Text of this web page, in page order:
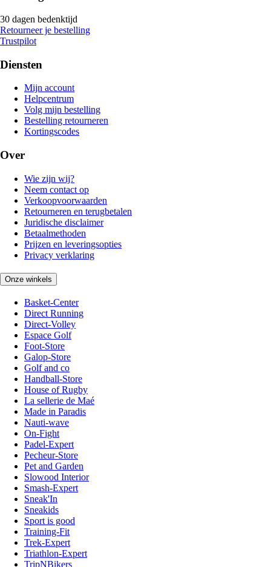
30 dagen bedenktijd
Retourneer je bestelling
Trustpilot
Diensten
Mijn account
Helpcentrum
Volg mijn bestelling
Bestelling retourneren
Kortingscodes
Over
Wie zijn wij?
Neem contact op
Verkoopvoorwaarden
Retourneren en terugbetalen
Juridische disclaimer
Betaalmethoden
Prijzen en leveringsopties
Privacy verklaring
Onze winkels
Basket-Center
Direct Running
Direct-Volley
Espace Golf
Foot-Store
Galop-Store
Golf and co
Handball-Store
House of Rugby
La sellerie de Maé
Made in Paradis
Nauti-wave
On-Fight
Padel-Expert
Pecheur-Store
Pet and Garden
Slowood Interior
Smash-Expert
Sneak'In
Sneakids
Sport is good
Training-Fit
Trek-Expert
Triathlon-Expert
TripNBikers